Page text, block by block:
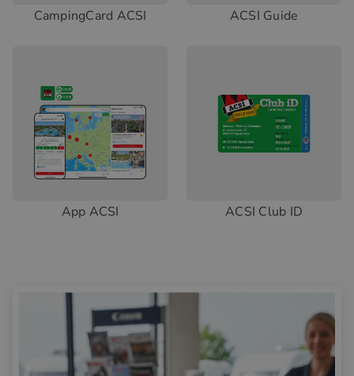
CampingCard ACSI ACSI Guide
App ACSI ACSI Club ID